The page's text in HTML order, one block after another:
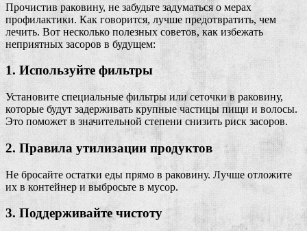
Прочистив раковину, не забудьте задуматься о мерах
профилактики. Как говорится, лучше предотвратить, чем
лечить. Вот несколько полезных советов, как избежать
неприятных засоров в будущем:
1. Используйте фильтры
Установите специальные фильтры или сеточки в раковину,
которые будут задерживать крупные частицы пищи и волосы.
Это поможет в значительной степени снизить риск засоров.
2. Правила утилизации продуктов
Не бросайте остатки еды прямо в раковину. Лучше отложите
их в контейнер и выбросьте в мусор.
3. Поддерживайте чистоту